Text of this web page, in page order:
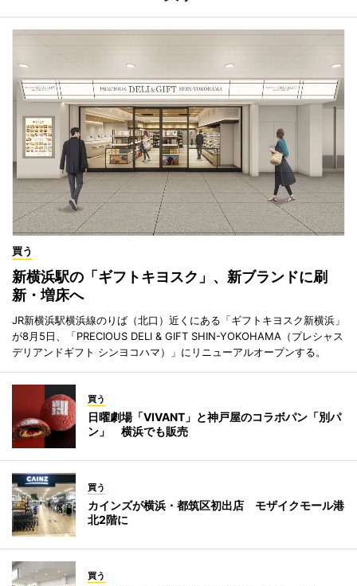
買う
新横浜駅の「ギフトキヨスク」、新ブランドに刷
新・増床へ
JR新横浜駅横浜線のりば（北口）近くにある「ギフトキヨスク新横浜」
が8月5日、「PRECIOUS DELI & GIFT SHIN-YOKOHAMA（プレシャス
デリアンドギフト シンヨコハマ）」にリニューアルオープンする。
買う
日曜劇場「VIVANT」と神戸屋のコラボパン「別パ
ン」 横浜でも販売
買う
カインズが横浜・都筑区初出店 モザイクモール港
北2階に
買う